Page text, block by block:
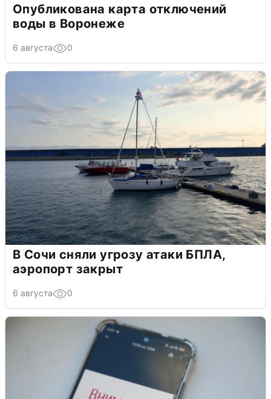
Опубликована карта отключений
воды в Воронеже
6 августа 0
В Сочи сняли угрозу атаки БПЛА,
аэропорт закрыт
6 августа 0